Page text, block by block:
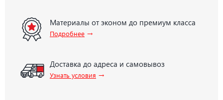
Материалы от эконом до премиум класса
Подробнее →
Доставка до адреса и самовывоз
Узнать условия →